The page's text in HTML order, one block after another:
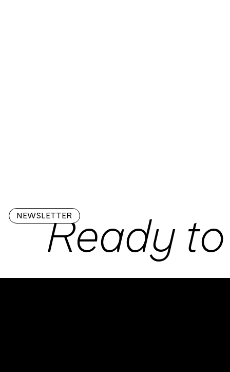
Ready
NEWSLETTER